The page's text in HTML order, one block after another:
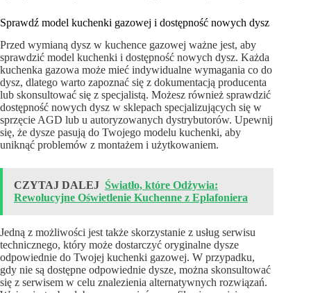
Sprawdź model kuchenki gazowej i dostępność nowych dysz
Przed wymianą dysz w kuchence gazowej ważne jest, aby
sprawdzić model kuchenki i dostępność nowych dysz. Każda
kuchenka gazowa może mieć indywidualne wymagania co do
dysz, dlatego warto zapoznać się z dokumentacją producenta
lub skonsultować się z specjalistą. Możesz również sprawdzić
dostępność nowych dysz w sklepach specjalizujących się w
sprzęcie AGD lub u autoryzowanych dystrybutorów. Upewnij
się, że dysze pasują do Twojego modelu kuchenki, aby
uniknąć problemów z montażem i użytkowaniem.
CZYTAJ DALEJ Światło, które Odżywia:
Rewolucyjne Oświetlenie Kuchenne z Eplafoniera
Jedną z możliwości jest także skorzystanie z usług serwisu
technicznego, który może dostarczyć oryginalne dysze
odpowiednie do Twojej kuchenki gazowej. W przypadku,
gdy nie są dostępne odpowiednie dysze, można skonsultować
się z serwisem w celu znalezienia alternatywnych rozwiązań.